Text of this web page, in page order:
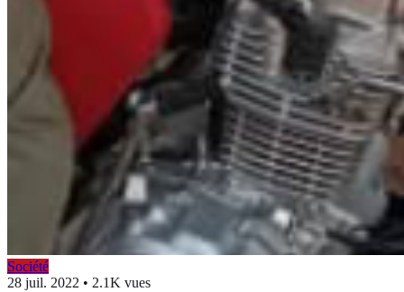
Société
28 juil. 2022 • 2.1K vues